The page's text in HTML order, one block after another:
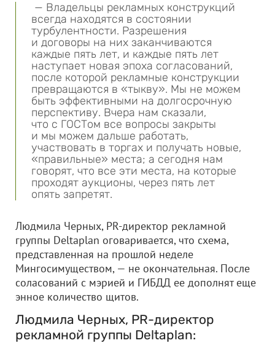
— Владельцы рекламных конструкций
всегда находятся в состоянии
турбулентности. Разрешения
и договоры на них заканчиваются
каждые пять лет, и каждые пять лет
наступает новая эпоха согласований,
после которой рекламные конструкции
превращаются в «тыкву». Мы не можем
быть эффективными на долгосрочную
перспективу. Вчера нам сказали,
что с ГОСТом все вопросы закрыты
и мы можем дальше работать,
участвовать в торгах и получать новые,
«правильные» места; а сегодня нам
говорят, что все эти места, на которые
проходят аукционы, через пять лет
опять запретят.
Людмила Черных, PR-директор рекламной
группы Deltaplan оговаривается, что схема,
представленная на прошлой неделе
Мингосимуществом, — не окончательная. После
соласований с мэрией и ГИБДД ее дополнят еще
энное количество щитов.
Людмила Черных, PR-директор
рекламной группы Deltaplan: